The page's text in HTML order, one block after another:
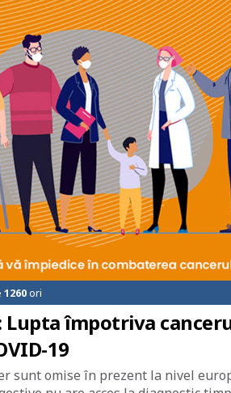
1260ori
Lupta împotriva
19
sunt omise în prezent la nivel